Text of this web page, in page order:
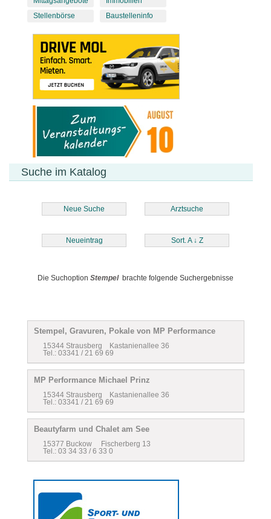
Stellenbörse
Baustelleninfo
Suche im Katalog
Neue Suche Arztsuche
Neueintrag Sort. A ↓ Z
Die Suchoption Stempelbrachte folgende Suchergebnisse
Stempel, Gravuren, Pokale von MP Performance
15344 Strausberg Kastanienallee 36
Tel.: 03341 / 21 69 69
MP Performance Michael Prinz
15344 Strausberg Kastanienallee 36
Tel.: 03341 / 21 69 69
Beautyfarm und Chalet am See
15377 Buckow Fischerberg 13
Tel.: 03 34 33 / 6 33 0